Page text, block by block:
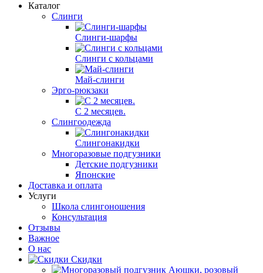
Каталог
Слинги
Слинги-шарфы
Слинги с кольцами
Май-слинги
Эрго-рюкзаки
С 2 месяцев.
Слингоодежда
Слингонакидки
Многоразовые подгузники
Детские подгузники
Японские
Доставка и оплата
Услуги
Школа слингоношения
Консультация
Отзывы
Важное
О нас
Скидки